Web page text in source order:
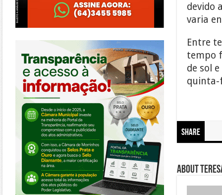
devido
varia
Entre
tempo
de sol
quinta-
Share
About
https://morrinhos.go.leg.br/